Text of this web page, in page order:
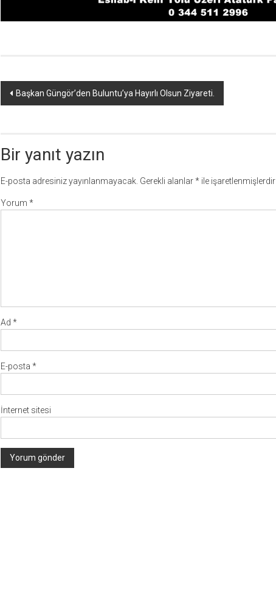
Yazı
Başkan Güngör’den Buluntu’ya Hayırlı Olsun Ziyareti.
Bir yanıt yazın
E-posta adresiniz yayınlanmayacak. Gerekli alanlar* ile işaretlenmişlerdir
Yorum *
Ad *
E-posta *
İnternet sitesi